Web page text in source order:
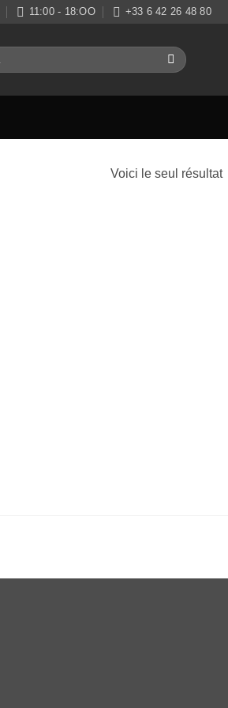
11:00 - 18:OO +33 6 42 26 48 80
Voici le seul résultat